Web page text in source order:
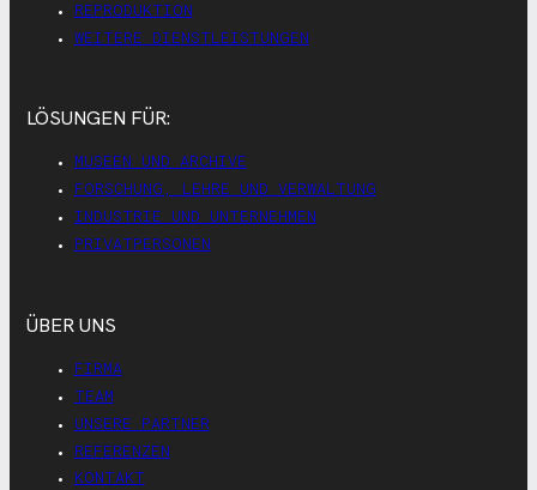
REPRODUKTION
WEITERE DIENSTLEISTUNGEN
LÖSUNGEN FÜR:
MUSEEN UND ARCHIVE
FORSCHUNG, LEHRE UND VERWALTUNG
INDUSTRIE UND UNTERNEHMEN
PRIVATPERSONEN
ÜBER UNS
FIRMA
TEAM
UNSERE PARTNER
REFERENZEN
KONTAKT